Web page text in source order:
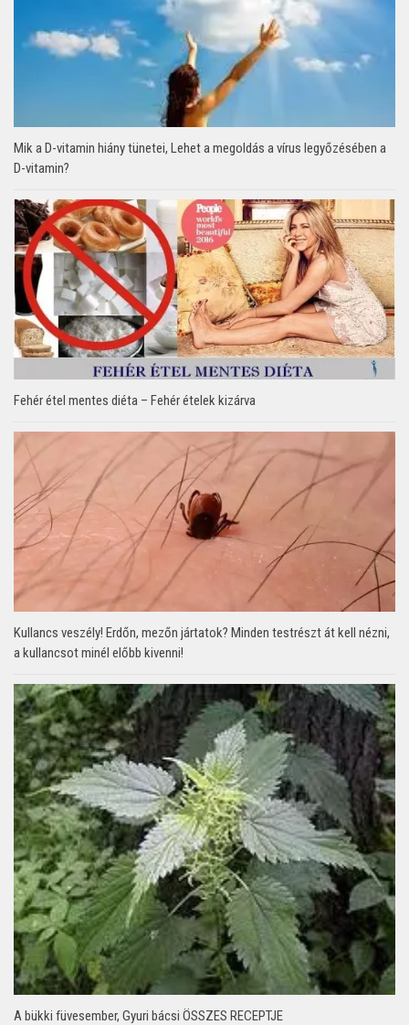
Mik a D-vitamin hiány tünetei, Lehet a megoldás a vírus legyőzésében a
D-vitamin?
Fehér étel mentes diéta – Fehér ételek kizárva
Kullancs veszély! Erdőn, mezőn jártatok? Minden testrészt át kell nézni,
a kullancsot minél előbb kivenni!
A bükki füvesember, Gyuri bácsi ÖSSZES RECEPTJE